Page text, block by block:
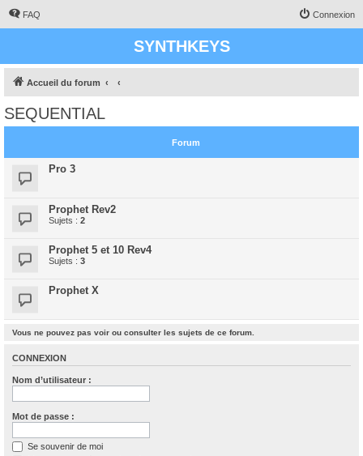
FAQ Connexion
SYNTHKEYS
Accueil du forum
SEQUENTIAL
Forum
Pro 3
Prophet Rev2
Sujets : 2
Prophet 5 et 10 Rev4
Sujets : 3
Prophet X
Vous ne pouvez pas voir ou consulter les sujets de ce forum.
CONNEXION
Nom d’utilisateur :
Mot de passe :
Se souvenir de moi